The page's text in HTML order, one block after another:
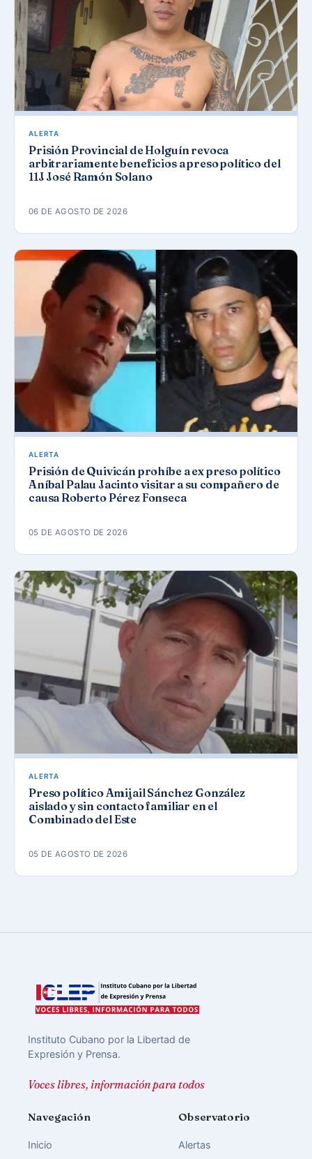
ALERTA
Prisión Provincial de Holguín revoca
arbitrariamente beneficios a preso político del
11J José Ramón Solano
06 DE AGOSTO DE 2026
ALERTA
Prisión de Quivicán prohíbe a ex preso político
Aníbal Palau Jacinto visitar a su compañero de
causa Roberto Pérez Fonseca
05 DE AGOSTO DE 2026
ALERTA
Preso político Amijail Sánchez González
aislado y sin contacto familiar en el
Combinado del Este
05 DE AGOSTO DE 2026
Instituto Cubano por la Libertad de
Expresión y Prensa.
Voces libres, información para todos
Navegación
Inicio
Observatorio
Alertas